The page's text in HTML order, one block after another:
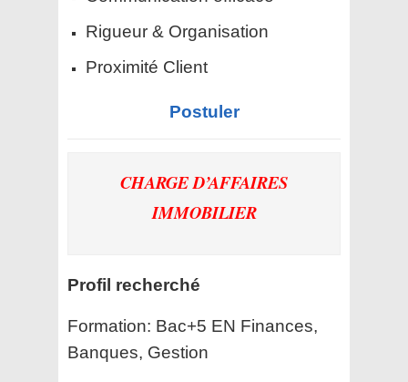
Rigueur & Organisation
Proximité Client
Postuler
CHARGE D’AFFAIRES
IMMOBILIER
Profil recherché
Formation: Bac+5 EN Finances,
Banques, Gestion